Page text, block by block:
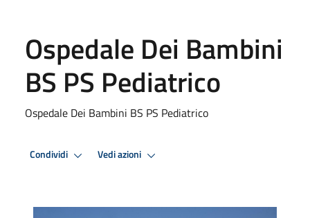
Ospedale Dei Bambini
BS PS Pediatrico
Ospedale Dei Bambini BS PS Pediatrico
Condividi Vedi azioni